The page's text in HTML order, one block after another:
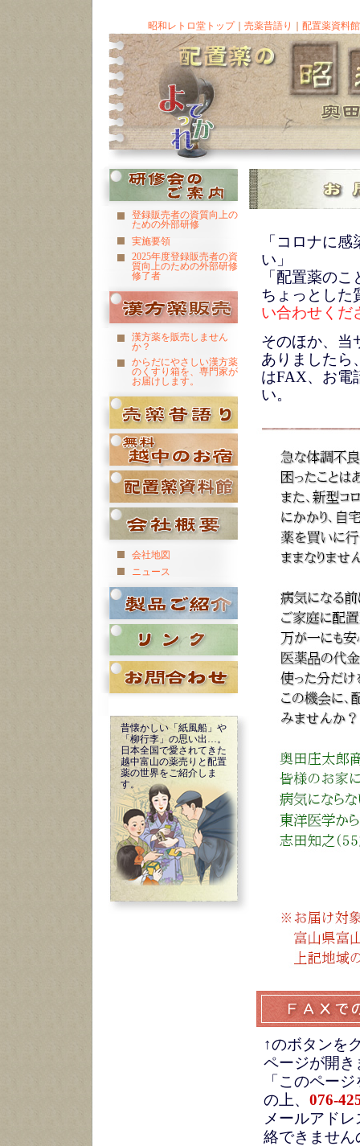
昭和レトロ堂トップ｜ 売薬昔語り 配置薬資料館
登録販売者の資質向上の
ための外部研修
実施要領
2025年度登録販売者の資
質向上のための外部研修
修了者
漢方薬を販売しません
か？
からだにやさしい漢方薬
のくすり箱を、専門家が
お届けします。
会社地図
ニュース
昔懐かしい「紙風船」や
「柳行李」の思い出…。
日本全国で愛されてきた
越中富山の薬売りと配置
薬の世界をご紹介しま
す。
「コロナに
い」
「配置薬の
ちょっとした
い合わせくだ
そのほか、当
ありましたら
はFAX、お電
い。
↑のボタンを
ページが開き
「このペー
の上、 076-
メールアド
絡できませ